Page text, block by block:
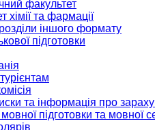
факультет
хімії та фармації
іншого формату
підготовки
та інформація про
підготовки та мовної